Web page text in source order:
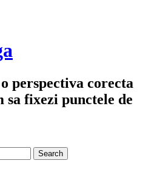
perspectiva corecta
sa fixezi punctele de